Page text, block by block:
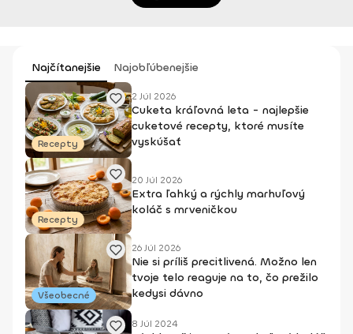
Najčítanejšie Najobľúbenejšie
Recepty
2 Júl 2026
Cuketa kráľovná leta - najlepšie
cuketové recepty, ktoré musíte
vyskúšať
Recepty
20 Júl 2026
Extra ľahký a rýchly marhuľový
koláč s mrveničkou
Všeobecné
26 Júl 2026
Nie si príliš precitlivená. Možno len
tvoje telo reaguje na to, čo prežilo
kedysi dávno
8 Júl 2024